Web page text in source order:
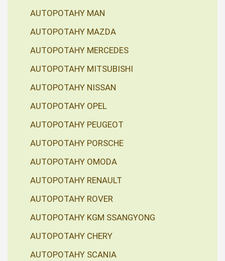
AUTOPOTAHY MAN
AUTOPOTAHY MAZDA
AUTOPOTAHY MERCEDES
AUTOPOTAHY MITSUBISHI
AUTOPOTAHY NISSAN
AUTOPOTAHY OPEL
AUTOPOTAHY PEUGEOT
AUTOPOTAHY PORSCHE
AUTOPOTAHY OMODA
AUTOPOTAHY RENAULT
AUTOPOTAHY ROVER
AUTOPOTAHY KGM SSANGYONG
AUTOPOTAHY CHERY
AUTOPOTAHY SCANIA